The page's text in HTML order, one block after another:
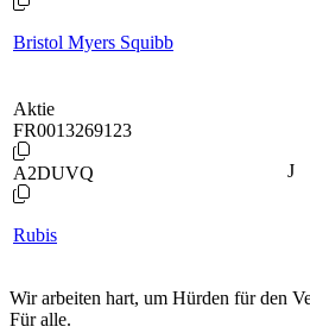
Bristol Myers Squibb
Aktie
FR0013269123
A2DUVQ
Rubis
J
Wir arbeiten hart, um Hürden für den
Für alle.